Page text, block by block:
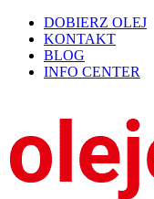
DOBIERZ OLEJ
KONTAKT
BLOG
INFO CENTER